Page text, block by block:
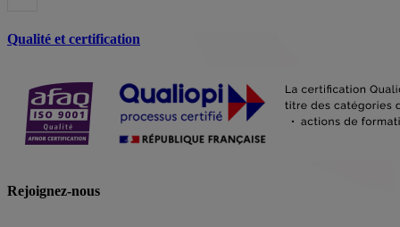
Qualité et certification
Rejoignez-nous